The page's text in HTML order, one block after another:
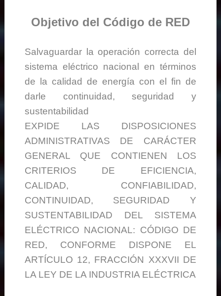
Objetivo del Código de RED
Salvaguardar la operación correcta del
sistema eléctrico nacional en términos
de la calidad de energía con el fin de
darle continuidad, seguridad y
sustentabilidad
EXPIDE LAS DISPOSICIONES
ADMINISTRATIVAS DE CARÁCTER
GENERAL QUE CONTIENEN LOS
CRITERIOS DE EFICIENCIA,
CALIDAD, CONFIABILIDAD,
CONTINUIDAD, SEGURIDAD Y
SUSTENTABILIDAD DEL SISTEMA
ELÉCTRICO NACIONAL: CÓDIGO DE
RED, CONFORME DISPONE EL
ARTÍCULO 12, FRACCIÓN XXXVII DE
LA LEY DE LA INDUSTRIA ELÉCTRICA